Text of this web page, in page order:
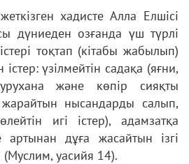
хадисте Алла Елшісі
дүниеден озғанда үш түрлі
тоқтап (кітабы жабылып)
үзілмейтін садақа (яғни,
және көпір сияқты
жарайтын нысандарды салып,
игі істер), адамзатқа
дұға жасайтын ізгі
уасийя 14).